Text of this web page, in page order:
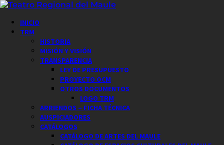
Saltar
contenido
Menú
principal
INICIO
TRM
HISTORIA
MISIÓN Y VISIÓN
TRANSPARENCIA
LEY DE PRESUPUESTO
PROYECTO OCM
OTROS DOCUMENTOS
LOGO TRM
ARRIENDOS – FICHA TÉCNICA
AUSPICIADORES
CATÁLOGOS
CATÁLOGO DE ARTES DEL MAULE